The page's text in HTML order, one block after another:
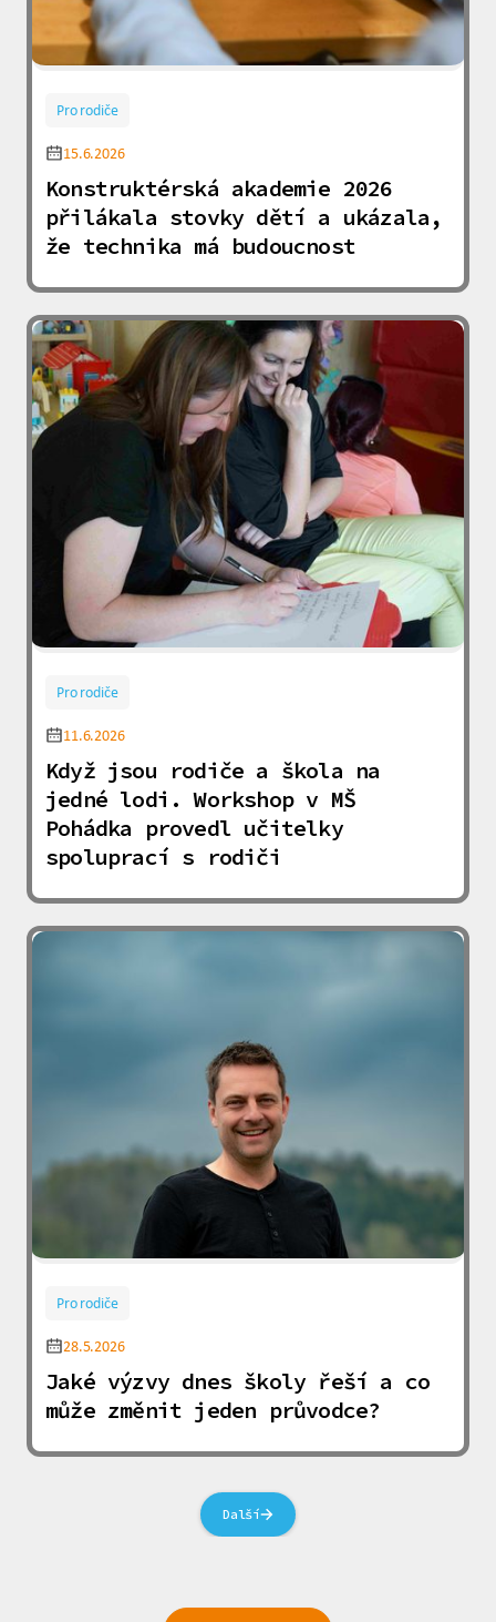
Pro rodiče
15.6.2026
Konstruktérská akademie 2026
přilákala stovky dětí a ukázala,
že technika má budoucnost
Pro rodiče
11.6.2026
Když jsou rodiče a škola na
jedné lodi. Workshop v MŠ
Pohádka provedl učitelky
spoluprací s rodiči
Pro rodiče
28.5.2026
Jaké výzvy dnes školy řeší a co
může změnit jeden průvodce?
Další